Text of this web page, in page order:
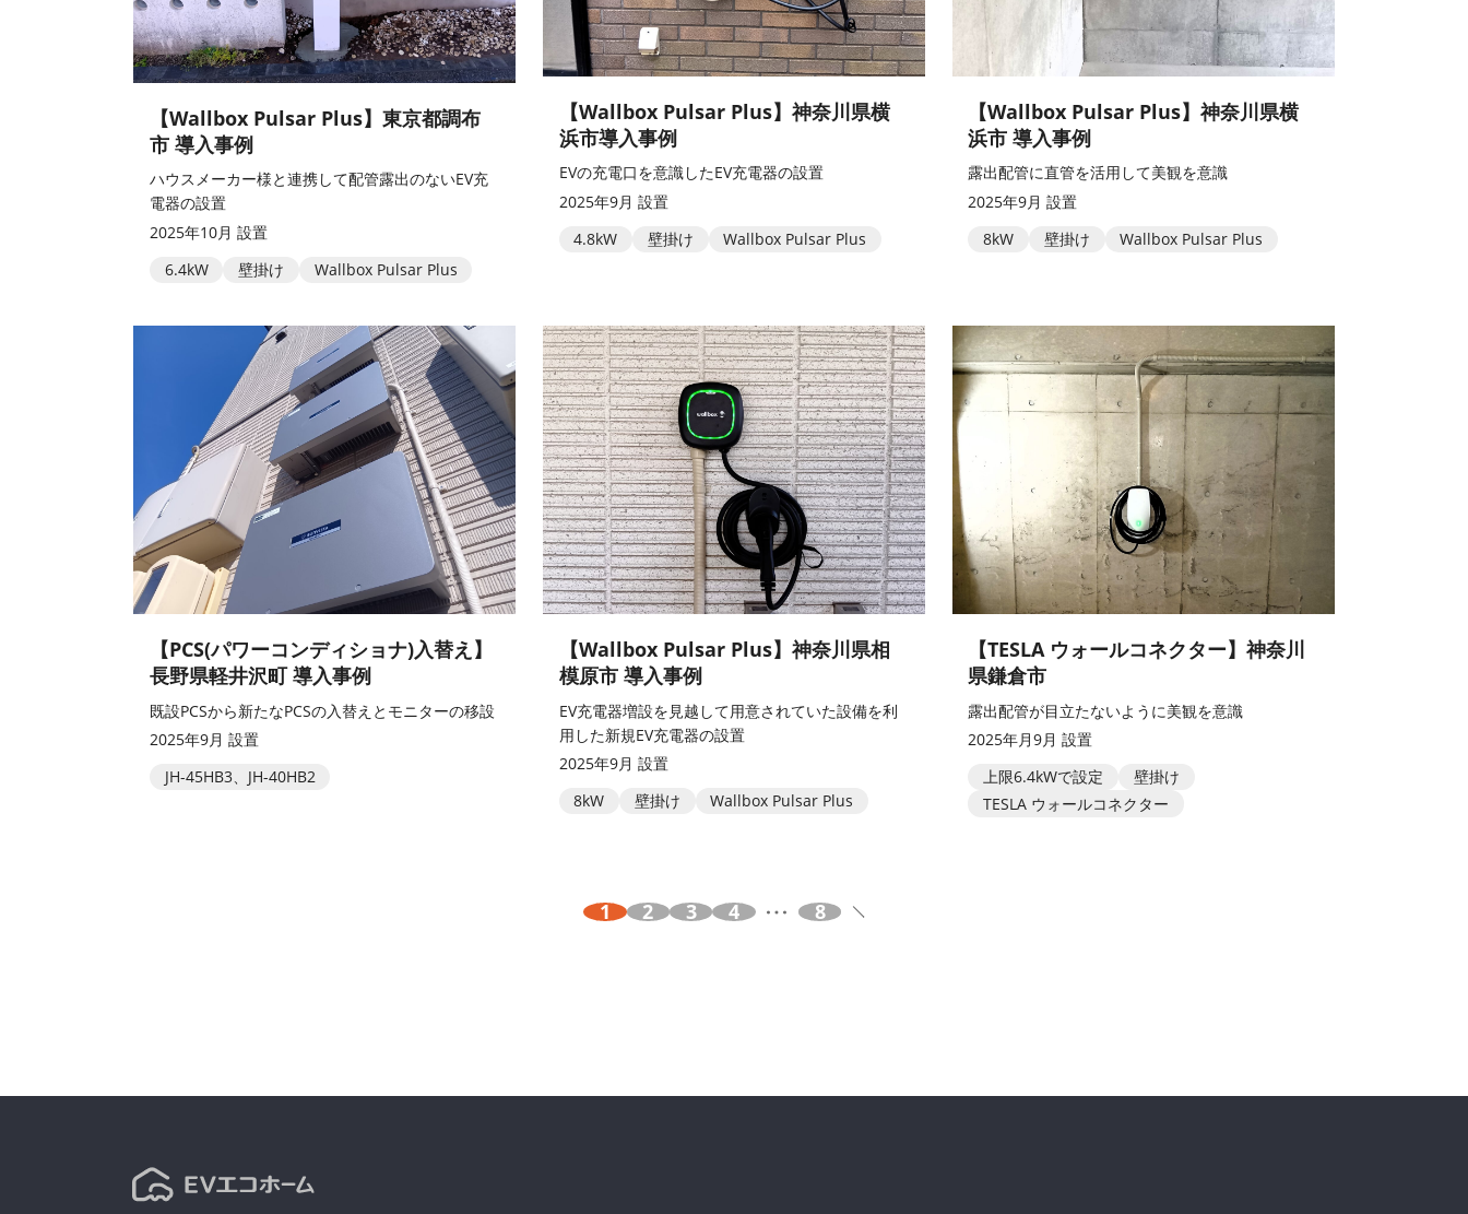
【Wallbox Pulsar Plus】東京都調布
市 導入事例
ハウスメーカー様と連携して配管露出のないEV充
電器の設置
2025年10月 設置
6.4kW
壁掛け Wallbox Pulsar Plus
【Wallbox Pulsar Plus】神奈川県横
浜市導入事例
EVの充電口を意識したEV充電器の設置
2025年9月 設置
4.8kW
壁掛け Wallbox Pulsar Plus
【Wallbox Pulsar Plus】神奈川県横
浜市 導入事例
露出配管に直管を活用して美観を意識
2025年9月 設置
8kW
壁掛け Wallbox Pulsar Plus
【PCS(パワーコンディショナ)入替え】
長野県軽井沢町 導入事例
既設PCSから新たなPCSの入替えとモニターの移設
2025年9月 設置
JH-45HB3、JH-40HB2
【Wallbox Pulsar Plus】神奈川県相
模原市 導入事例
EV充電器増設を見越して用意されていた設備を利
用した新規EV充電器の設置
2025年9月 設置
8kW
壁掛け Wallbox Pulsar Plus
【TESLA ウォールコネクター】神奈川
県鎌倉市
露出配管が目立たないように美観を意識
2025年月9月 設置
上限6.4kWで設定
壁掛け
TESLA ウォールコネクター
1 2 3 4 8